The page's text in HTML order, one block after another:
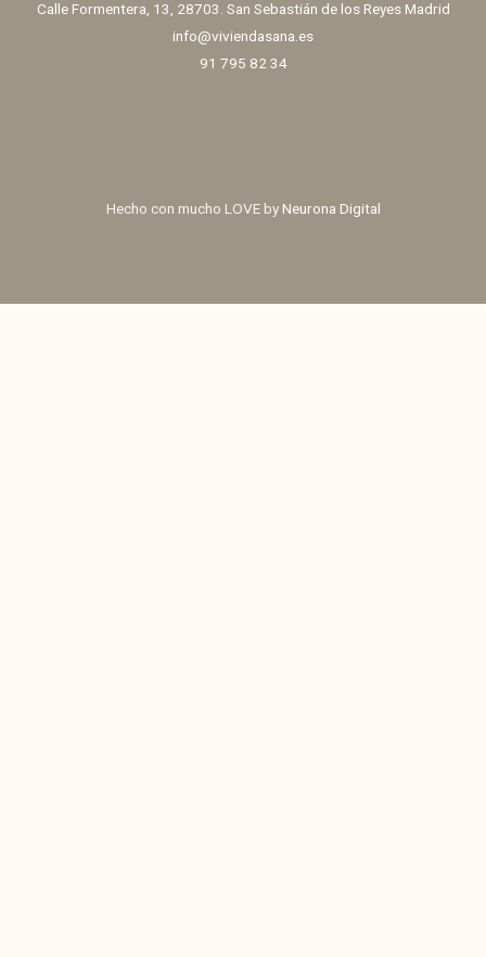
Calle Formentera, 13, 28703. San Sebastián de los Reyes Madrid
info@viviendasana.es
91 795 82 34
Hecho con mucho LOVE byNeurona Digital